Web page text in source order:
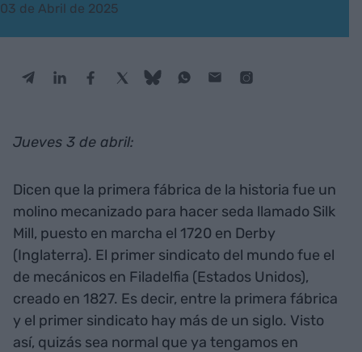
03 de Abril de 2025
Jueves 3 de abril:
Dicen que la primera fábrica de la historia fue un
molino mecanizado para hacer seda llamado Silk
Mill, puesto en marcha el 1720 en Derby
(Inglaterra). El primer sindicato del mundo fue el
de mecánicos en Filadelfia (Estados Unidos),
creado en 1827. Es decir, entre la primera fábrica
y el primer sindicato hay más de un siglo. Visto
así, quizás sea normal que ya tengamos en